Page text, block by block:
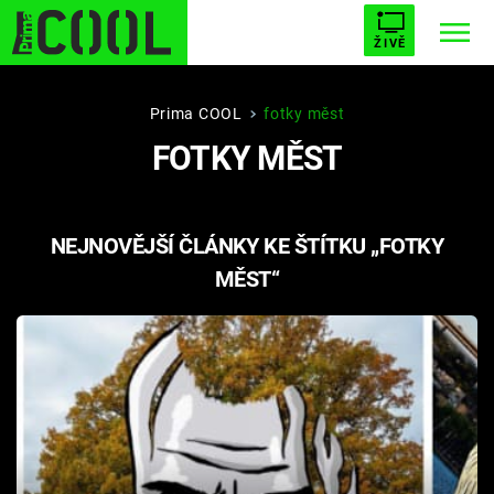
ŽIVĚ
STARHOUSE BUFFY, PŘEMOŽITELKA UPÍRŮ
PLNEJ KOTEL AVENGERS 5
Seriály
Hry
Prima COOL fotky měst
FOTKY MĚST
NEJNOVĚJŠÍ ČLÁNKY KE ŠTÍTKU „FOTKY
MĚST“